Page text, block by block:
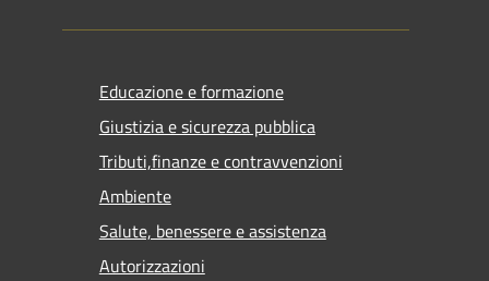
Educazione e formazione
Giustizia e sicurezza pubblica
Tributi,finanze e contravvenzioni
Ambiente
Salute, benessere e assistenza
Autorizzazioni